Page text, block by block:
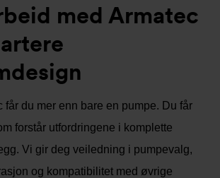
med Armatec
får du mer enn bare en pumpe. Du får
forstår utfordringene i komplette
Vi gir deg veiledning i pumpevalg,
og kompatibilitet med øvrige